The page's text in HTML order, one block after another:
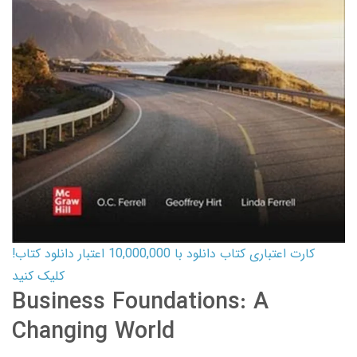
کارت اعتباری کتاب دانلود با 10,000,000 اعتبار دانلود کتاب!
کلیک کنید
Business Foundations: A
Changing World